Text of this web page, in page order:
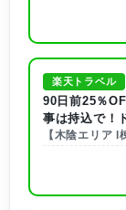
楽天トラベル
90日前25％
事は持込で！
【木陰エリア